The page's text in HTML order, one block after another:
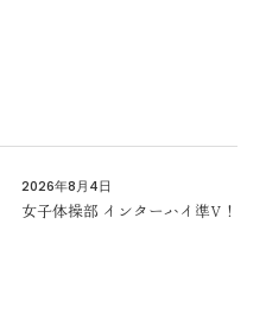
2026年8月4日
女子体操部 インターハイ準V！